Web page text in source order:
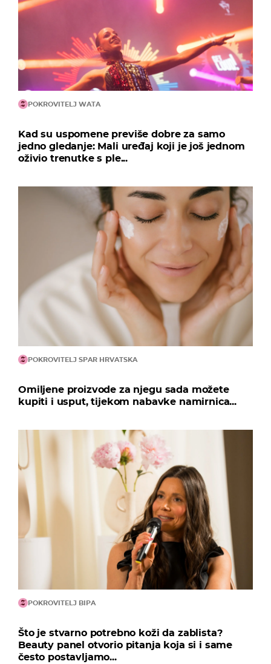
POKROVITELJ WATA
Kad su uspomene previše dobre za samo
jedno gledanje: Mali uređaj koji je još jednom
oživio trenutke s ple...
POKROVITELJ SPAR HRVATSKA
Omiljene proizvode za njegu sada možete
kupiti i usput, tijekom nabavke namirnica...
POKROVITELJ BIPA
Što je stvarno potrebno koži da zablista?
Beauty panel otvorio pitanja koja si i same
često postavljamo...